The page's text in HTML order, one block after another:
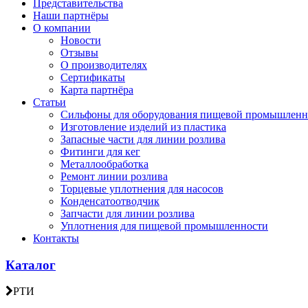
Представительства
Наши партнёры
О компании
Новости
Отзывы
О производителях
Сертификаты
Карта партнёра
Статьи
Сильфоны для оборудования пищевой
Изготовление изделий из пластика
Запасные части для линии розлива
Фитинги для кег
Металлообработка
Ремонт линии розлива
Торцевые уплотнения для насосов
Конденсатоотводчик
Запчасти для линии розлива
Уплотнения для пищевой промышленности
Контакты
Каталог
РТИ